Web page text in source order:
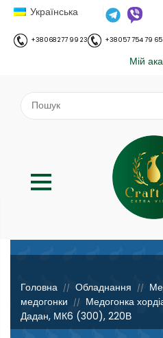
Українська
+38 068 277 99 23 +38 057 754 79 65
Мій
;
Головна // Обладнання //
медогонки
//
Медогонка
Дадан, МК6 (300), 220В